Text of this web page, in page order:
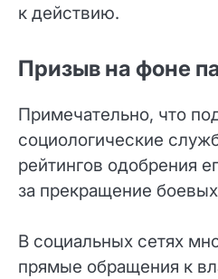
к действию.
Призыв на фоне
Примечательно, что
социологические
рейтингов одобрения
за прекращение
В социальных сетях
прямые обращения к